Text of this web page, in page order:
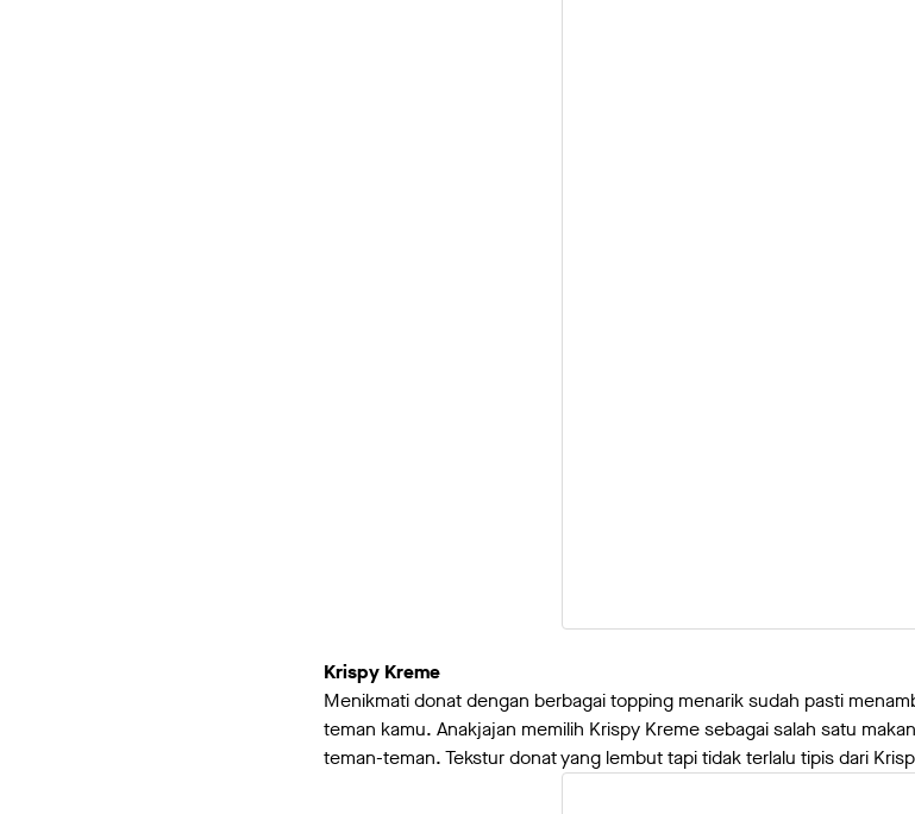
Krispy Kreme
Menikmati donat dengan berbagai topping menarik sudah pasti
teman kamu. Anakjajan memilih Krispy Kreme sebagai salah satu
teman-teman. Tekstur donat yang lembut tapi tidak terlalu tipis dari